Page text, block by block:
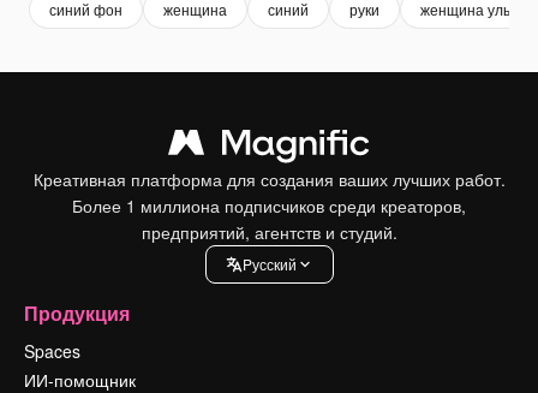
синий фон женщина синий руки женщина
Креативная платформа для создания ваших лучших работ.
Более 1 миллиона подписчиков среди креаторов,
предприятий, агентств и студий.
Pусский
Продукция
Spaces
ИИ-помощник